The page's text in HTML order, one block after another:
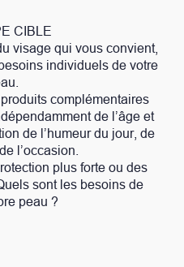
CIBLE
visage qui vous convient,
individuels de votre
complémentaires
de l’âge et
de l’humeur du jour, de
l’occasion.
plus forte ou des
sont les besoins de
peau ?